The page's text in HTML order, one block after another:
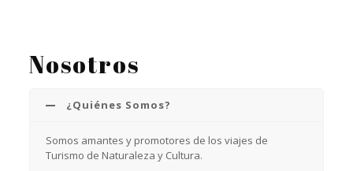
Nosotros
¿Quiénes Somos?
Somos amantes y promotores de los viajes de
Turismo de Naturaleza y Cultura.